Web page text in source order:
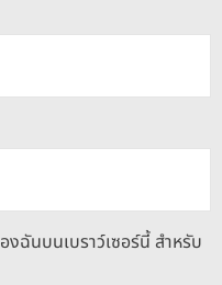
งฉันบนเบราว์เซอร์นี้ สำหรับ